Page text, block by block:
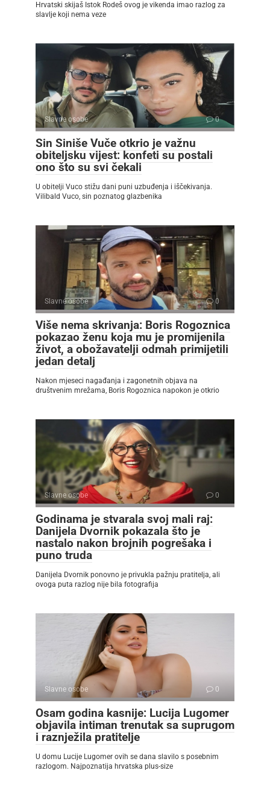
Hrvatski skijaš Istok Rodeš ovog je vikenda imao razlog za
slavlje koji nema veze
Slavne osobe 0
Sin Siniše Vuče otkrio je važnu
obiteljsku vijest: konfeti su postali
ono što su svi čekali
U obitelji Vuco stižu dani puni uzbuđenja i iščekivanja.
Vilibald Vuco, sin poznatog glazbenika
Slavne osobe 0
Više nema skrivanja: Boris Rogoznica
pokazao ženu koja mu je promijenila
život, a obožavatelji odmah primijetili
jedan detalj
Nakon mjeseci nagađanja i zagonetnih objava na
društvenim mrežama, Boris Rogoznica napokon je otkrio
Slavne osobe 0
Godinama je stvarala svoj mali raj:
Danijela Dvornik pokazala što je
nastalo nakon brojnih pogrešaka i
puno truda
Danijela Dvornik ponovno je privukla pažnju pratitelja, ali
ovoga puta razlog nije bila fotografija
Slavne osobe 0
Osam godina kasnije: Lucija Lugomer
objavila intiman trenutak sa suprugom
i raznježila pratitelje
U domu Lucije Lugomer ovih se dana slavilo s posebnim
razlogom. Najpoznatija hrvatska plus-size